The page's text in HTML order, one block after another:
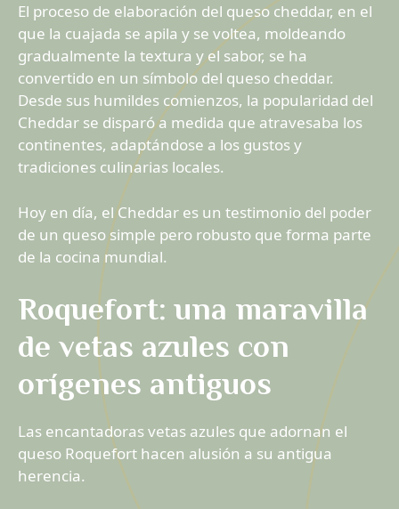
El proceso de elaboración del queso cheddar, en el
que la cuajada se apila y se voltea, moldeando
gradualmente la textura y el sabor, se ha
convertido en un símbolo del queso cheddar.
Desde sus humildes comienzos, la popularidad del
Cheddar se disparó a medida que atravesaba los
continentes, adaptándose a los gustos y
tradiciones culinarias locales.
Hoy en día, el Cheddar es un testimonio del poder
de un queso simple pero robusto que forma parte
de la cocina mundial.
Roquefort: una maravilla
de vetas azules con
orígenes antiguos
Las encantadoras vetas azules que adornan el
queso Roquefort hacen alusión a su antigua
herencia.